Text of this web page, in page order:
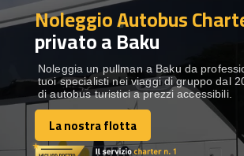
NOLEGGIO AUTOBUS
DESTINAZIONI
FLOTTA
Noleggio Autobus
privato a Baku
Noleggia un pullman a Baku da
tuoi specialisti nei viaggi di gruppo dal
di autobus turistici a prezzi accessibili.
La nostra flotta
La nostra flotta